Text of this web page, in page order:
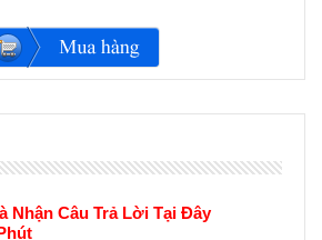
Nhận Câu Trả Lời Tại Đây